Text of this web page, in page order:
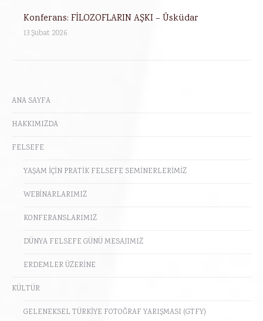
Konferans: FİLOZOFLARIN AŞKI – Üsküdar
13 Şubat 2026
ANA SAYFA
HAKKIMIZDA
FELSEFE
YAŞAM İÇİN PRATİK FELSEFE SEMİNERLERİMİZ
WEBİNARLARIMIZ
KONFERANSLARIMIZ
DÜNYA FELSEFE GÜNÜ MESAJIMIZ
ERDEMLER ÜZERİNE
KÜLTÜR
GELENEKSEL TÜRKİYE FOTOĞRAF YARIŞMASI (GTFY)